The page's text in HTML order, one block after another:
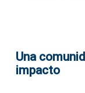
Una
impacto